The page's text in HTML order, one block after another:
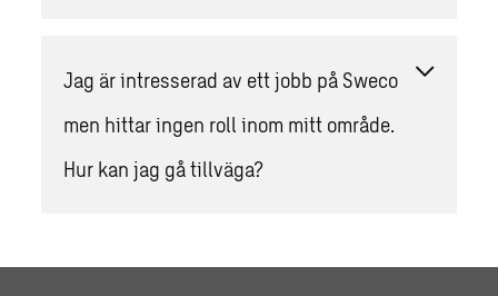
Jag är intresserad av ett jobb på Sweco
men hittar ingen roll inom mitt område.
Hur kan jag gå tillväga?